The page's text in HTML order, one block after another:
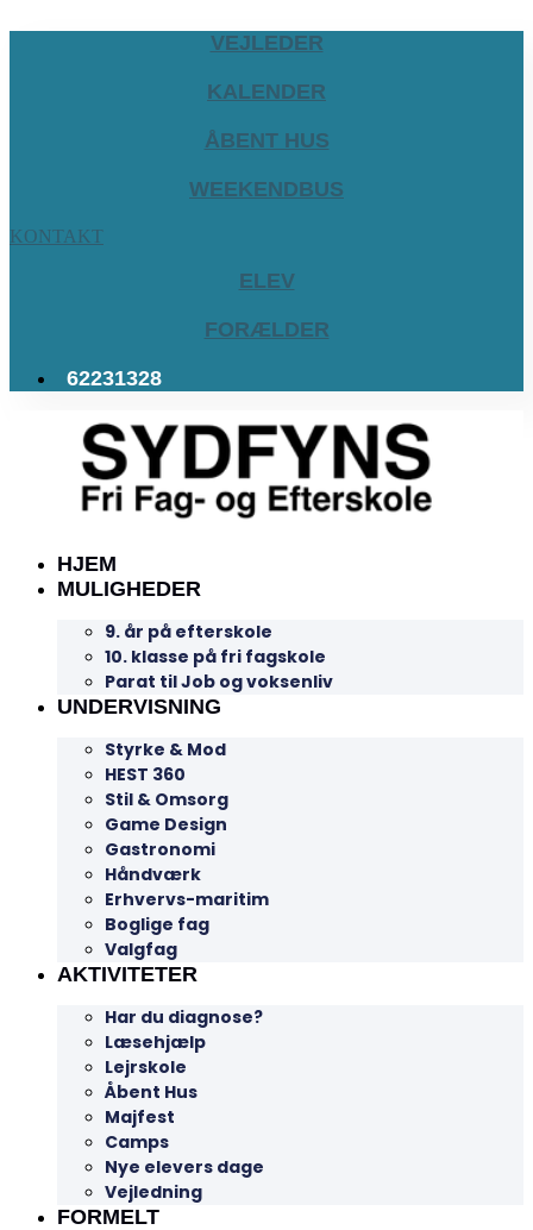
VEJLEDER
KALENDER
ÅBENT HUS
WEEKENDBUS
KONTAKT
ELEV
FORÆLDER
62231328
HJEM
MULIGHEDER
9. år på efterskole
10. klasse på fri fagskole
Parat til Job og voksenliv
UNDERVISNING
Styrke & Mod
HEST 360
Stil & Omsorg
Game Design
Gastronomi
Håndværk
Erhvervs-maritim
Boglige fag
Valgfag
AKTIVITETER
Har du diagnose?
Læsehjælp
Lejrskole
Åbent Hus
Majfest
Camps
Nye elevers dage
Vejledning
FORMELT